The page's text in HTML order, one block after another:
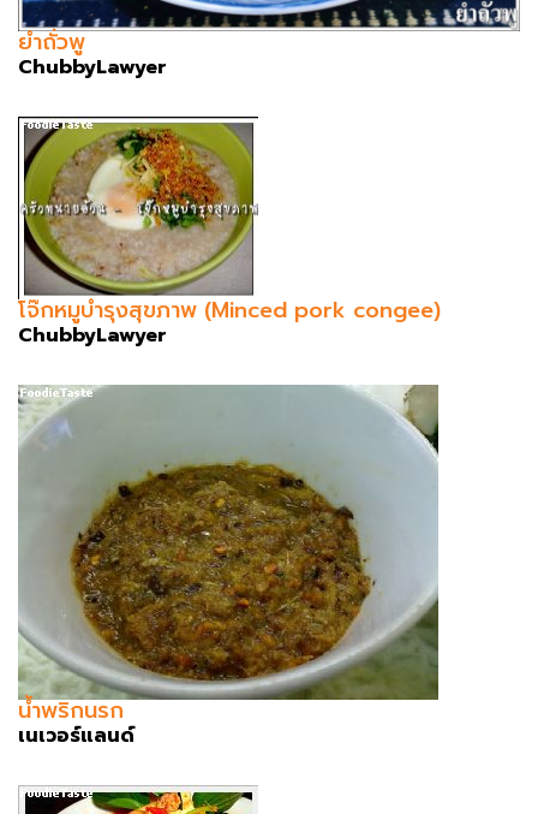
ยำถั่วพู
ChubbyLawyer
โจ๊กหมูบำรุงสุขภาพ (Minced pork congee)
ChubbyLawyer
น้ำพริกนรก
เนเวอร์แลนด์